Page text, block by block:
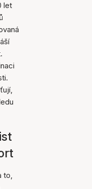
let
to,